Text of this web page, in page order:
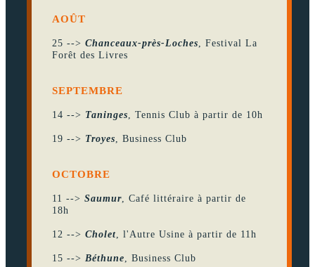
AOÛT
25 -->Chanceaux-près-Loches , Festival La
Forêt des Livres
SEPTEMBRE
14 --> Taninges , Tennis Club à partir de 10h
19 --> Troyes , Business Club
OCTOBRE
11 -->Saumur , Café littéraire à partir de
18h
12 -->Cholet , l'Autre Usine à partir de 11h
15 --> Béthune , Business Club